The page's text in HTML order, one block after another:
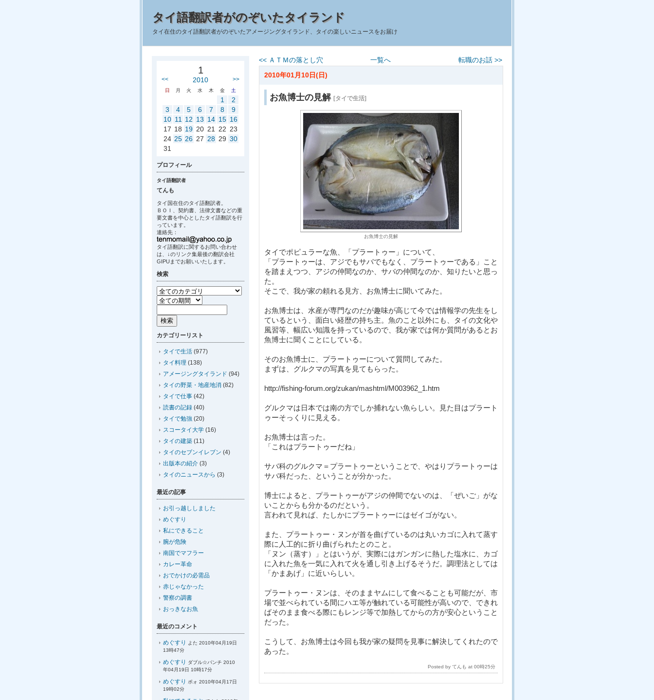
タイ語翻訳者がのぞいたタイランド
タイ在住のタイ語翻訳者がのぞいたアメージングタイランド、タイの楽しいニュースをお届け
<< ＡＴＭの落とし穴 一覧へ
転職のお話 >>
2010年01月10日(日)
お魚博士の見解 [タイで生活]
お魚博士の見解
タイでポピュラーな魚、「プラートゥー」について、
「プラートゥーは、アジでもサバでもなく、プラートゥーである」こと
を踏まえつつ、アジの仲間なのか、サバの仲間なのか、知りたいと思っ
た。
そこで、我が家の頼れる見方、お魚博士に聞いてみた。
お魚博士は、水産が専門なのだが趣味が高じて今では情報学の先生をし
ているという、面白い経歴の持ち主。魚のこと以外にも、タイの文化や
風習等、幅広い知識を持っているので、我が家では何か質問があるとお
魚博士に聞くことにしている。
そのお魚博士に、プラートゥーについて質問してみた。
まずは、グルクマの写真を見てもらった。
http://fishing-forum.org/zukan/mashtml/M003962_1.htm
グルクマは日本では南の方でしか捕れない魚らしい。見た目はプラート
ゥーそっくりに見える。
お魚博士は言った。
「これはプラートゥーだね」
サバ科のグルクマ＝プラートゥーということで、やはりプラートゥーは
サバ科だった、ということが分かった。
博士によると、プラートゥーがアジの仲間でないのは、「ぜいご」がな
いことからも分かるのだという。
言われて見れば、たしかにプラートゥーにはゼイゴがない。
また、プラートゥー・ヌンが首を曲げているのは丸いカゴに入れて蒸す
際に人工的に折り曲げられたとのこと。
「ヌン（蒸す）」とはいうが、実際にはガンガンに熱した塩水に、カゴ
に入れた魚を一気に入れて火を通し引き上げるそうだ。調理法としては
「かまあげ」に近いらしい。
プラートゥー・ヌンは、そのままヤムにして食べることも可能だが、市
場で並べられている間にハエ等が触れている可能性が高いので、できれ
ばそのまま食べる際にもレンジ等で加熱してからの方が安心ということ
だった。
こうして、お魚博士は今回も我が家の疑問を見事に解決してくれたので
あった。
Posted by てんも at 00時25分
1
<< 2010 >>
日 月 火 水 木 金 土
1
2
3
4 5 6 7 8
9
10 11 12 13 14 15 16
17 18 19 20 21 22 23
24 25 26 27 28 29 30
31
プロフィール
タイ語翻訳者
てんも
タイ国在住のタイ語翻訳者。
ＢＯＩ、契約書、法律文書などの重
要文書を中心としたタイ語翻訳を行
っています。
連絡先：
タイ語翻訳に関するお問い合わせ
は、↓のリンク集最後の翻訳会社
GIPUまでお願いいたします。
検索
カテゴリーリスト
タイで生活 (977)
タイ料理 (138)
アメージングタイランド (94)
タイの野菜・地産地消 (82)
タイで仕事 (42)
読書の記録 (40)
タイで勉強 (20)
スコータイ大学 (16)
タイの建築 (11)
タイのセブンイレブン (4)
出版本の紹介 (3)
タイのニュースから (3)
最近の記事
お引っ越ししました
めぐすり
私にできること
腕が危険
南国でマフラー
カレー革命
おでかけの必需品
赤じゃなかった
警察の調書
おっきなお魚
最近のコメント
めぐすり よた 2010年04月19日
13時47分
めぐすり
ダブル☆パンチ 2010
年04月19日 10時17分
めぐすり
ポォ 2010年04月17日
19時02分